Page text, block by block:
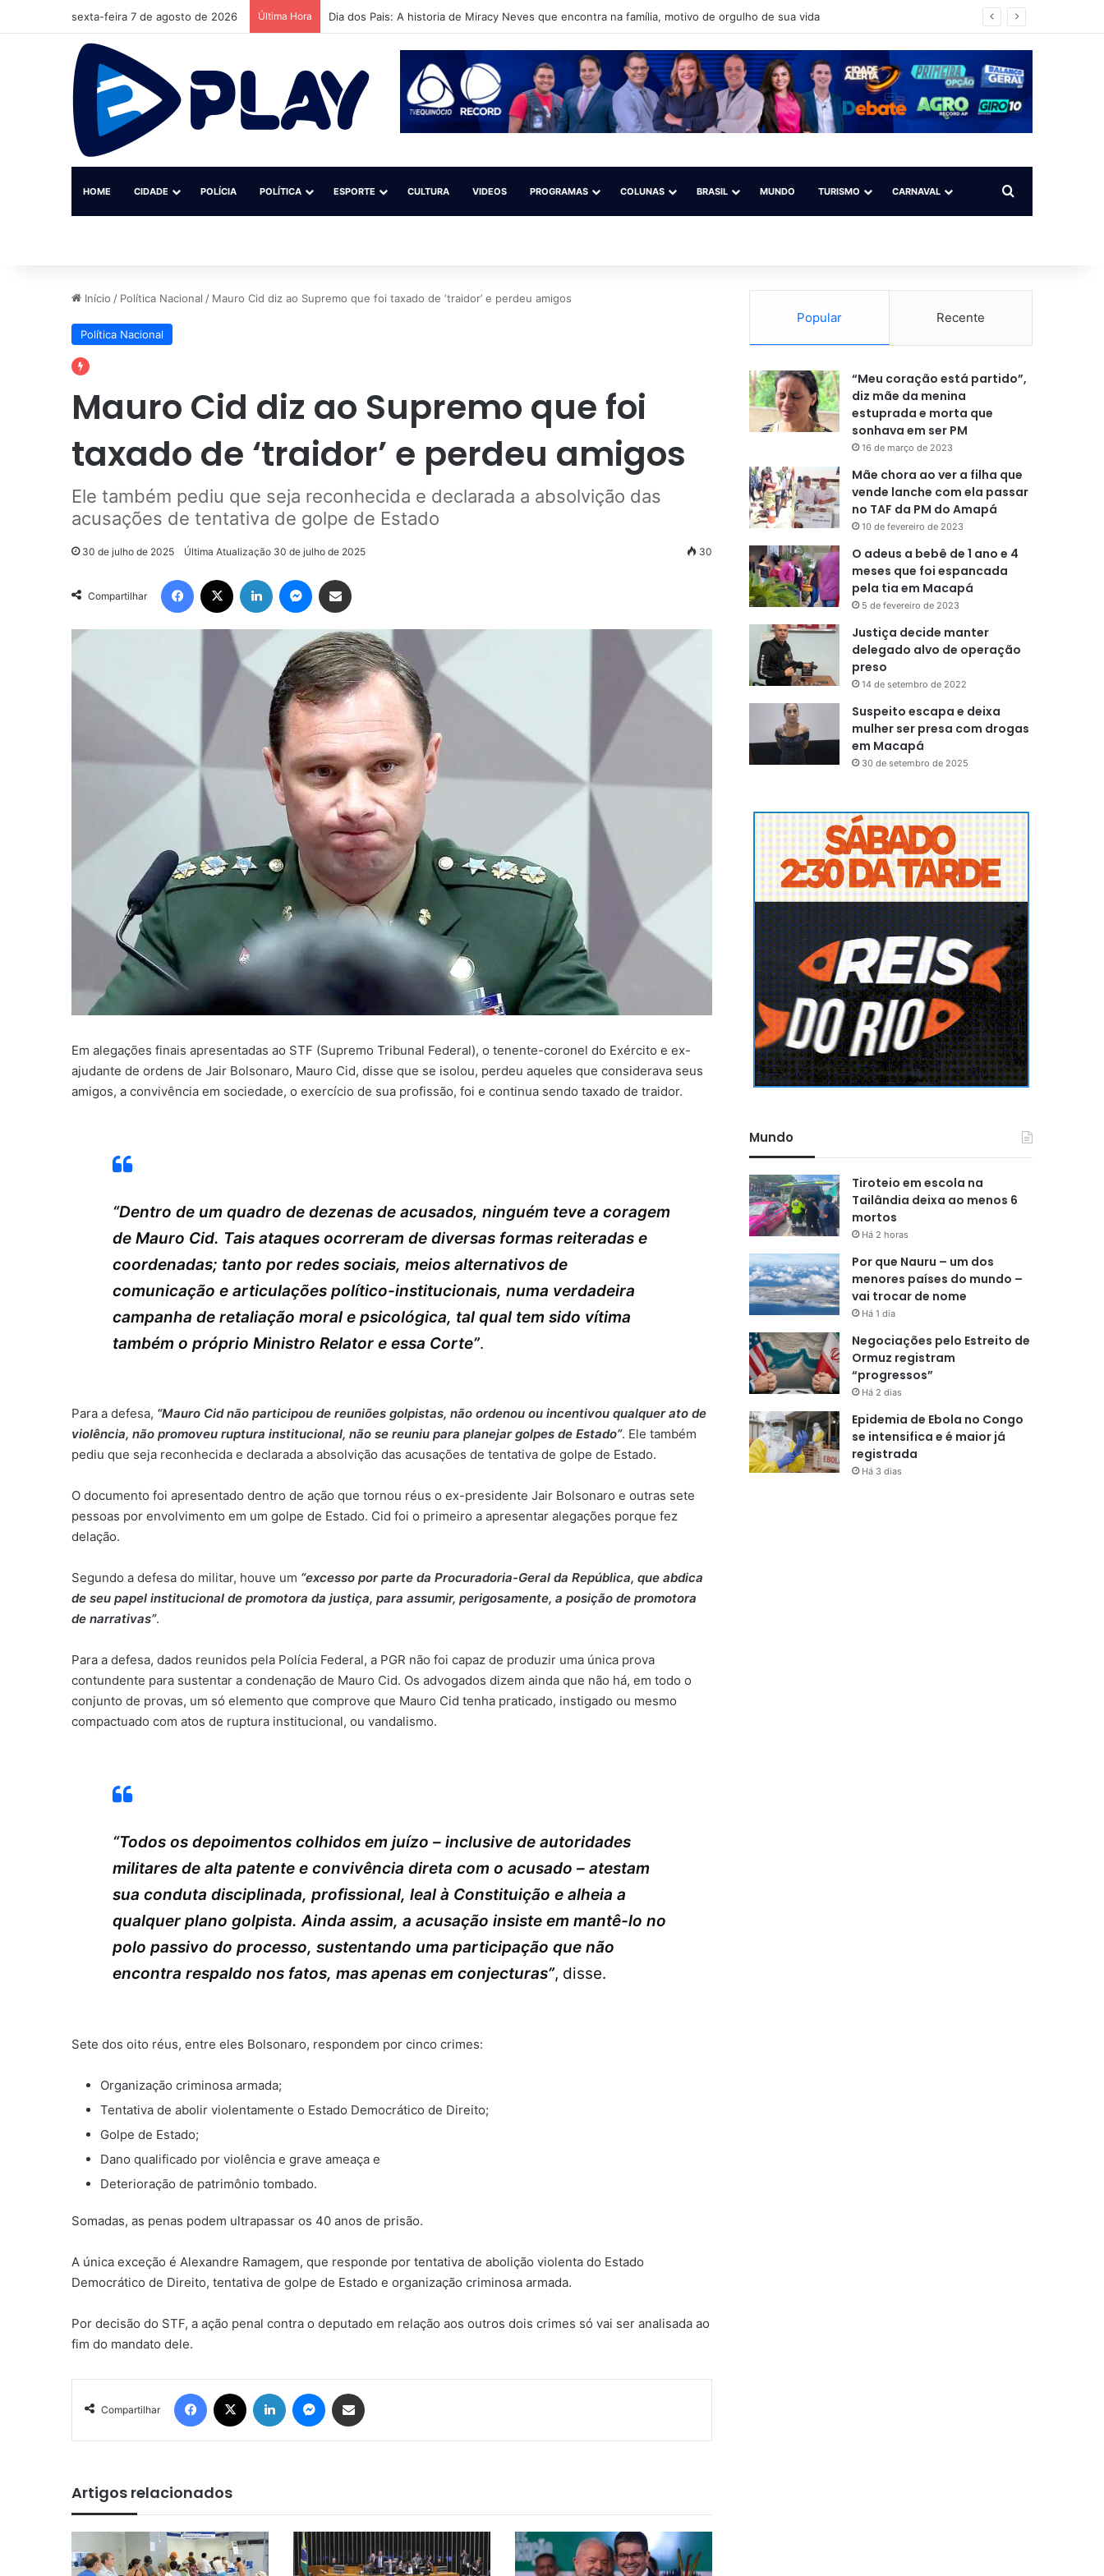
sexta-feira 7 de agosto de 2026 Última Hora Homem morre após receber diversos disparos de arma de fogo em Santana; Polícia buscaa os envolvidos
HOME CIDADE POLÍCIA POLÍTICA ESPORTE CULTURA VIDEOS PROGRAMAS COLUNAS BRASIL MUNDO TURISMO CARNAVAL Procurar por
Início / Política Nacional / Mauro Cid diz ao Supremo que foi taxado de ‘traidor’ e perdeu amigos
Política Nacional
Mauro Cid diz ao Supremo que foi
taxado de ‘traidor’ e perdeu amigos
Ele também pediu que seja reconhecida e declarada a absolvição das
acusações de tentativa de golpe de Estado
30 de julho de 2025 Última Atualização 30 de julho de 2025 30
Compartilhar
Facebook Linkedin Messenger
Em alegações finais apresentadas ao STF (Supremo Tribunal Federal), o tenente-coronel do Exército e ex-
ajudante de ordens de Jair Bolsonaro, Mauro Cid, disse que se isolou, perdeu aqueles que considerava seus
amigos, a convivência em sociedade, o exercício de sua profissão, foi e continua sendo taxado de traidor.
“Dentro de um quadro de dezenas de acusados, ninguém teve a coragem
de Mauro Cid. Tais ataques ocorreram de diversas formas reiteradas e
coordenadas; tanto por redes sociais, meios alternativos de
comunicação e articulações político-institucionais, numa verdadeira
campanha de retaliação moral e psicológica, tal qual tem sido vítima
também o próprio Ministro Relator e essa Corte”.
Para a defesa, “Mauro Cid não participou de reuniões golpistas, não ordenou ou incentivou qualquer ato de
violência, não promoveu ruptura institucional, não se reuniu para planejar golpes de Estado”. Ele também
pediu que seja reconhecida e declarada a absolvição das acusações de tentativa de golpe de Estado.
O documento foi apresentado dentro de ação que tornou réus o ex-presidente Jair Bolsonaro e outras sete
pessoas por envolvimento em um golpe de Estado. Cid foi o primeiro a apresentar alegações porque fez
delação.
Segundo a defesa do militar, houve um “excesso por parte da Procuradoria-Geral da República, que abdica
de seu papel institucional de promotora da justiça, para assumir, perigosamente, a posição de promotora
de narrativas”.
Para a defesa, dados reunidos pela Polícia Federal, a PGR não foi capaz de produzir uma única prova
contundente para sustentar a condenação de Mauro Cid. Os advogados dizem ainda que não há, em todo o
conjunto de provas, um só elemento que comprove que Mauro Cid tenha praticado, instigado ou mesmo
compactuado com atos de ruptura institucional, ou vandalismo.
“Todos os depoimentos colhidos em juízo – inclusive de autoridades
militares de alta patente e convivência direta com o acusado – atestam
sua conduta disciplinada, profissional, leal à Constituição e alheia a
qualquer plano golpista. Ainda assim, a acusação insiste em mantê-lo no
polo passivo do processo, sustentando uma participação que não
encontra respaldo nos fatos, mas apenas em conjecturas”, disse.
Sete dos oito réus, entre eles Bolsonaro, respondem por cinco crimes:
Organização criminosa armada;
Tentativa de abolir violentamente o Estado Democrático de Direito;
Golpe de Estado;
Dano qualificado por violência e grave ameaça e
Deterioração de patrimônio tombado.
Somadas, as penas podem ultrapassar os 40 anos de prisão.
A única exceção é Alexandre Ramagem, que responde por tentativa de abolição violenta do Estado
Democrático de Direito, tentativa de golpe de Estado e organização criminosa armada.
Por decisão do STF, a ação penal contra o deputado em relação aos outros dois crimes só vai ser analisada ao
fim do mandato dele.
Compartilhar
Facebook Linkedin Messenger
Artigos relacionados
Popular Recente
“Meu coração está partido”,
diz mãe da menina
estuprada e morta que
sonhava em ser PM
16 de março de 2023
Mãe chora ao ver a filha que
vende lanche com ela passar
no TAF da PM do Amapá
10 de fevereiro de 2023
O adeus a bebê de 1 ano e 4
meses que foi espancada
pela tia em Macapá
5 de fevereiro de 2023
Justiça decide manter
delegado alvo de operação
preso
14 de setembro de 2022
Suspeito escapa e deixa
mulher ser presa com drogas
em Macapá
30 de setembro de 2025
Mundo
Tiroteio em escola na
Tailândia deixa ao menos 6
mortos
Há 2 horas
Por que Nauru – um dos
menores países do mundo –
vai trocar de nome
Há 1 dia
Negociações pelo Estreito de
Ormuz registram
“progressos”
Há 2 dias
Epidemia de Ebola no Congo
se intensifica e é maior já
registrada
Há 3 dias